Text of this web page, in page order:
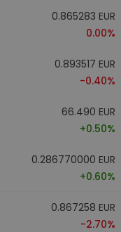
0.865283 EUR
0.00%
0.893517 EUR
-0.40%
66.490 EUR
+0.50%
0.286770000 EUR
+0.60%
0.867258 EUR
-2.70%